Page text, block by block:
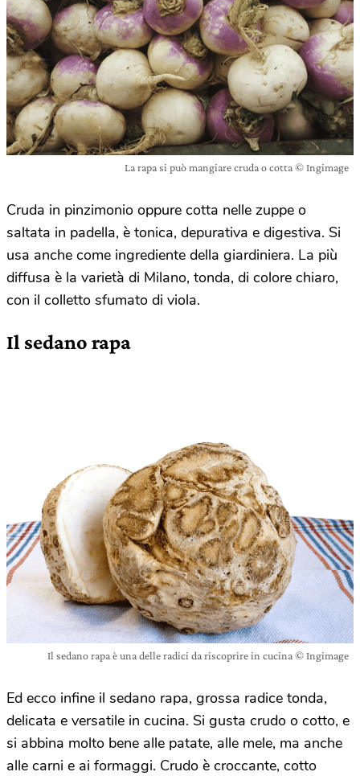
La rapa si può mangiare cruda o cotta © Ingimage
Cruda in pinzimonio oppure cotta nelle zuppe o
saltata in padella, è tonica, depurativa e digestiva. Si
usa anche come ingrediente della giardiniera. La più
diffusa è la varietà di Milano, tonda, di colore chiaro,
con il colletto sfumato di viola.
Il sedano rapa
Il sedano rapa è una delle radici da riscoprire in cucina © Ingimage
Ed ecco infine il sedano rapa, grossa radice tonda,
delicata e versatile in cucina. Si gusta crudo o cotto, e
si abbina molto bene alle patate, alle mele, ma anche
alle carni e ai formaggi. Crudo è croccante, cotto